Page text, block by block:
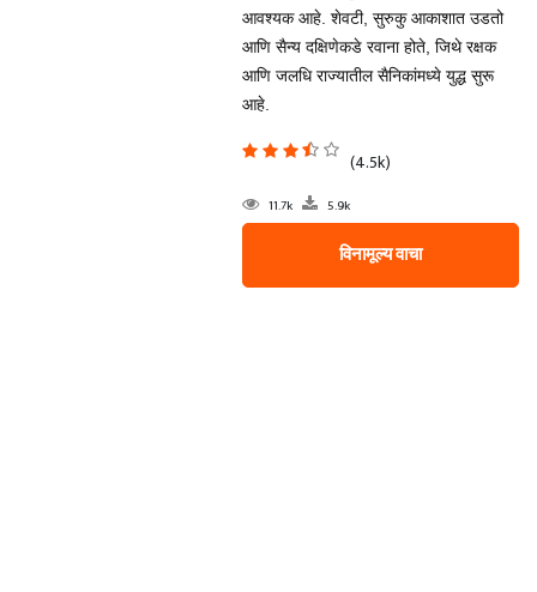
आवश्यक आहे. शेवटी, सुरुकु आकाशात उडतो
आणि सैन्य दक्षिणेकडे रवाना होते, जिथे रक्षक
आणि जलधि राज्यातील सैनिकांमध्ये युद्ध सुरू
आहे.
(4.5k)
11.7k 5.9k
विनामूल्य वाचा